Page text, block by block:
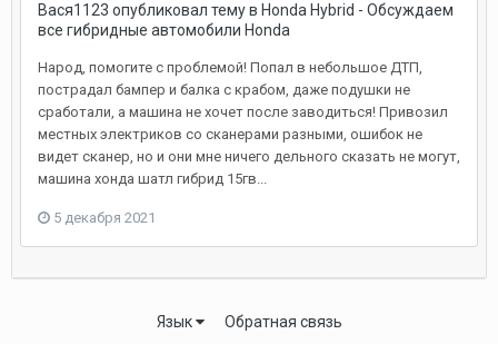
Вася1123 опубликовал тему в Honda Hybrid - Обсуждаем
все гибридные автомобили Honda
Народ, помогите с проблемой! Попал в небольшое ДТП,
пострадал бампер и балка с крабом, даже подушки не
сработали, а машина не хочет после заводиться! Привозил
местных электриков со сканерами разными, ошибок не
видет сканер, но и они мне ничего дельного сказать не могут,
машина хонда шатл гибрид 15гв...
5 декабря 2021
Язык Обратная связь